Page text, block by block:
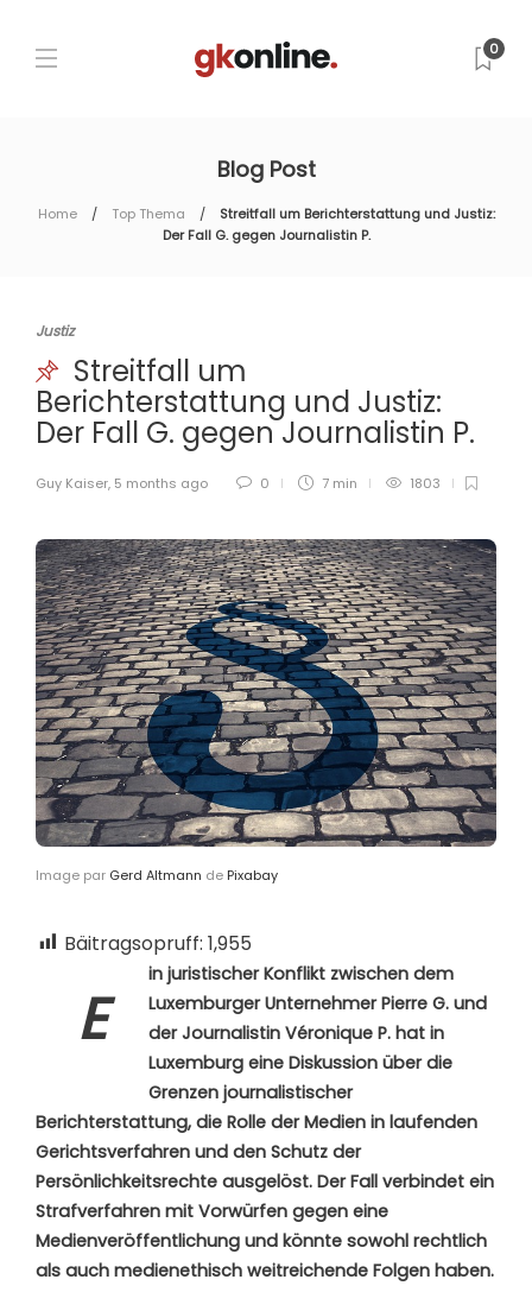
0
Blog Post
Home Top Thema
Streitfall um Berichterstattung und Justiz:
Der Fall G. gegen Journalistin P.
Justiz
Streitfall um
Berichterstattung und Justiz:
Der Fall G. gegen Journalistin P.
Guy Kaiser, 5 months ago 0 7 min 1803
Image par Gerd Altmann de Pixabay
Bäitragsopruff: 1,955
E
in juristischer Konflikt zwischen dem
Luxemburger Unternehmer Pierre G. und
der Journalistin Véronique P. hat in
Luxemburg eine Diskussion über die
Grenzen journalistischer
Berichterstattung, die Rolle der Medien in laufenden
Gerichtsverfahren und den Schutz der
Persönlichkeitsrechte ausgelöst. Der Fall verbindet ein
Strafverfahren mit Vorwürfen gegen eine
Medienveröffentlichung und könnte sowohl rechtlich
als auch medienethisch weitreichende Folgen haben.